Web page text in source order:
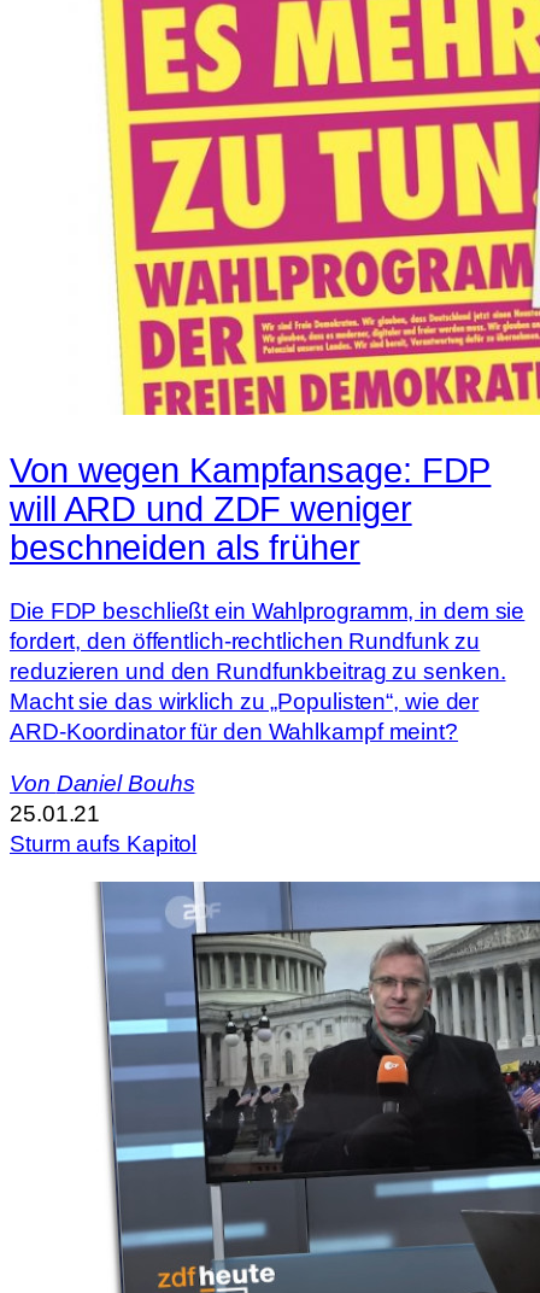
Von wegen Kampfansage: FDP
will ARD und ZDF weniger
beschneiden als früher
Die FDP beschließt ein Wahlprogramm, in dem sie
fordert, den öffentlich-rechtlichen Rundfunk zu
reduzieren und den Rundfunkbeitrag zu senken.
Macht sie das wirklich zu „Populisten“, wie der
ARD-Koordinator für den Wahlkampf meint?
Von Daniel Bouhs
25.01.21
Sturm aufs Kapitol